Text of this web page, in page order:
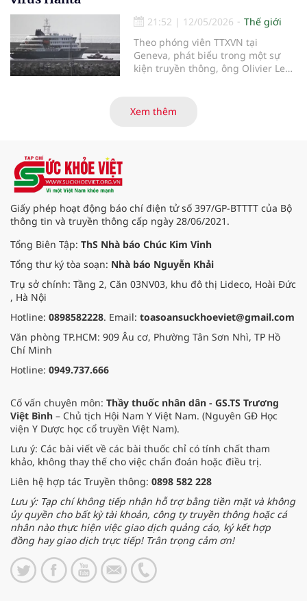
Automation và Cytiva vừa công bố
nền tảng Figurate SCADA, một hệ
thống giám sát và thu thập dữ liệu
được thiết kế để tăng tốc quá trình
chuyển đổi số trong sản xuất dược
21:52 | 12/05/2026
Thế giới
Theo phóng viên TTXVN tại
Geneva, phát biểu trong một sự
kiện truyền thông, ông Olivier Le
phục vụ ứng phó của Tổ chức Y tế
thế giới (WHO) - ngày 11/5 đã cung
Xem thêm
Giấy phép hoạt động báo chí điện tử số 397/GP-BTTTT của Bộ
thông tin và truyền thông cấp ngày 28/06/2021.
Tổng Biên Tập: ThS Nhà báo Chúc Kim Vinh
Tổng thư ký tòa soạn: Nhà báo Nguyễn Khải
Trụ sở chính: Tầng 2, Căn 03NV03, khu đô thị Lideco, Hoài Đức
, Hà Nội
Hotline: 0898582228. Email: toasoansuckhoeviet@gmail.com
Văn phòng TP.HCM: 909 Âu cơ, Phường Tân Sơn Nhì, TP Hồ
Chí Minh
Hotline: 0949.737.666
Cố vấn chuyên môn: Thầy thuốc nhân dân - GS.TS Trương
Việt Bình – Chủ tịch Hội Nam Y Việt Nam. (Nguyên GĐ Học
viện Y Dược học cổ truyền Việt Nam).
Lưu ý: Các bài viết về các bài thuốc chỉ có tính chất tham
khảo, không thay thế cho việc chẩn đoán hoặc điều trị.
Liên hệ hợp tác Truyền thông: 0898 582 228
Lưu ý: Tạp chí không tiếp nhận hỗ trợ bằng tiền mặt và không
ủy quyền cho bất kỳ tài khoản, công ty truyền thông hoặc cá
nhân nào thực hiện việc giao dịch quảng cáo, ký kết hợp
đồng hay giao dịch trực tiếp! Trân trọng cảm ơn!